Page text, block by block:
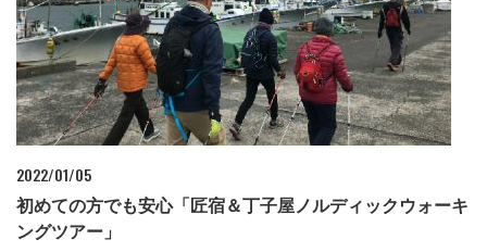
2022/01/05
初めての方でも安心「匠宿＆丁子屋ノルディックウォーキ
ングツアー」